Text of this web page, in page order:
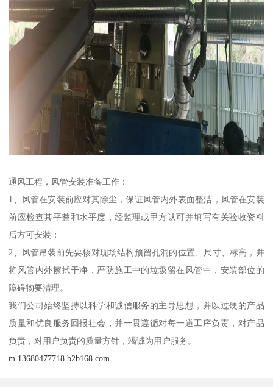
通风工程，风管安装准备工作：
1、风管在安装前应对其除尘，保证风管内外表面整洁，风管在安装
前应检查其平整和水平度，经监理或甲方认可并填写有关验收资料
后方可安装；
2、风管吊装前先要核对现场结构预留孔洞的位置、尺寸、标高，并
将风管内外擦拭干净，严防施工中的垃圾留在风管中，安装部位的
障碍物要清理。
我们公司始终坚持以科学和诚信服务的主导思想，并以过硬的产品
质量和优良服务回报社会，并一贯遵循对每一道工序负责，对产品
负责，对用户负责的质量方针，竭诚为用户服务。
m.13680477718.b2b168.com